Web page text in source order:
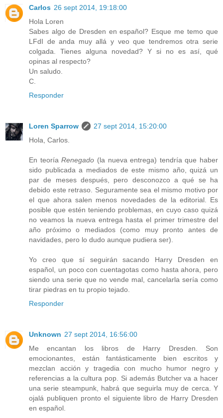
Carlos 26 sept 2014, 19:18:00
Hola Loren
Sabes algo de Dresden en español? Esque me temo que
LFdI de anda muy allá y veo que tendremos otra serie
colgada. Tienes alguna novedad? Y si no es así, qué
opinas al respecto?
Un saludo.
C.
Responder
Loren Sparrow
27 sept 2014, 15:20:00
Hola, Carlos.
En teoríaRenegado (la nueva entrega) tendría que haber
sido publicada a mediados de este mismo año, quizá un
par de meses después, pero desconozco a qué se ha
debido este retraso. Seguramente sea el mismo motivo por
el que ahora salen menos novedades de la editorial. Es
posible que estén teniendo problemas, en cuyo caso quizá
no veamos la nueva entrega hasta el primer trimestre del
año próximo o mediados (como muy pronto antes de
navidades, pero lo dudo aunque pudiera ser).
Yo creo que sí seguirán sacando Harry Dresden en
español, un poco con cuentagotas como hasta ahora, pero
siendo una serie que no vende mal, cancelarla sería como
tirar piedras en tu propio tejado.
Responder
Unknown 27 sept 2014, 16:56:00
Me encantan los libros de Harry Dresden. Son
emocionantes, están fantásticamente bien escritos y
mezclan acción y tragedia con mucho humor negro y
referencias a la cultura pop. Si además Butcher va a hacer
una serie steampunk, habrá que seguirla muy de cerca. Y
ojalá publiquen pronto el siguiente libro de Harry Dresden
en español.